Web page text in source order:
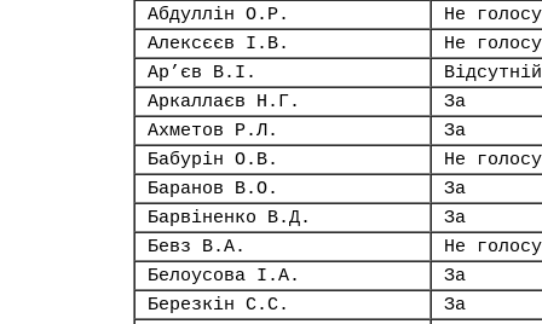
Абдуллін О.Р.
Не
Алексєєв І.В.
Не
Ар’єв В.І.
Відсутній
Аркаллаєв Н.Г.
За
Ахметов Р.Л.
За
Бабурін О.В.
Не
Баранов В.О.
За
Барвіненко В.Д.
За
Бевз В.А.
Не
Белоусова І.А.
За
Березкін С.С.
За